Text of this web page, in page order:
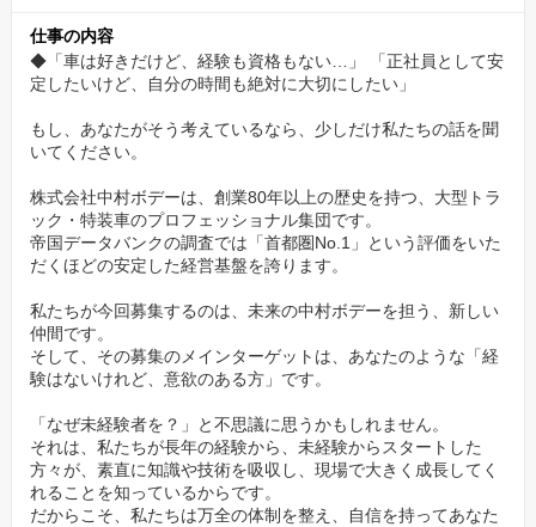
【教育】あなたのペースで、プロに育てる
ます。
工具の名前や使い方、基本的な作業の流れから、一つひとつ丁寧
に教えていくので、焦る必要はありません。
あなたの「わからない」に、何度でも向き合います。
【資格】費用は全額会社負担で、国家資格を手に
自動車整備士の国家資格はもちろん、大型免許やけん引免許、ク
レーン、玉掛けなど、業務に必要な資格の取得費用はすべて会社
が負担します。
あなたの「成長したい」という意欲を、私たちは金銭的な面でも
力強くサポートします。
仕事の内容
◆「車は好きだけど、経験も資格もない…」 「正社員として安
定したいけど、自分の時間も絶対に大切にしたい」
もし、あなたがそう考えているなら、少しだけ私たちの話を聞
いてください。
株式会社中村ボデーは、創業80年以上の歴史を持つ、大型トラ
ック・特装車のプロフェッショナル集団です。
帝国データバンクの調査では「首都圏No.1」という評価をいた
だくほどの安定した経営基盤を誇ります。
私たちが今回募集するのは、未来の中村ボデーを担う、新しい
仲間です。
そして、その募集のメインターゲットは、あなたのような「経
験はないけれど、意欲のある方」です。
「なぜ未経験者を？」と不思議に思うかもしれません。
それは、私たちが長年の経験から、未経験からスタートした
方々が、素直に知識や技術を吸収し、現場で大きく成長してく
れることを知っているからです。
だからこそ、私たちは万全の体制を整え、自信を持ってあなた